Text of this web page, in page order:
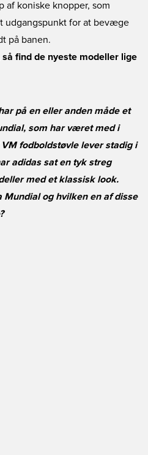
af koniske knopper, som
udgangspunkt for at bevæge
på banen.
så find de nyeste modeller lige
på en eller anden måde et
som har været med i
fodboldstøvle lever stadig i
adidas sat en tyk streg
med et klassisk look.
Mundial og hvilken en af disse